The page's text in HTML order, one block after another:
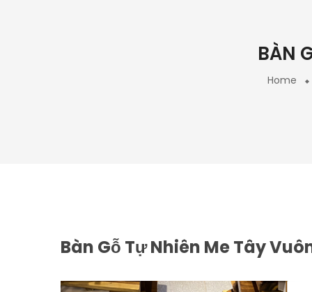
BÀN
Home
Bàn Gỗ Tự Nhiên Me Tây